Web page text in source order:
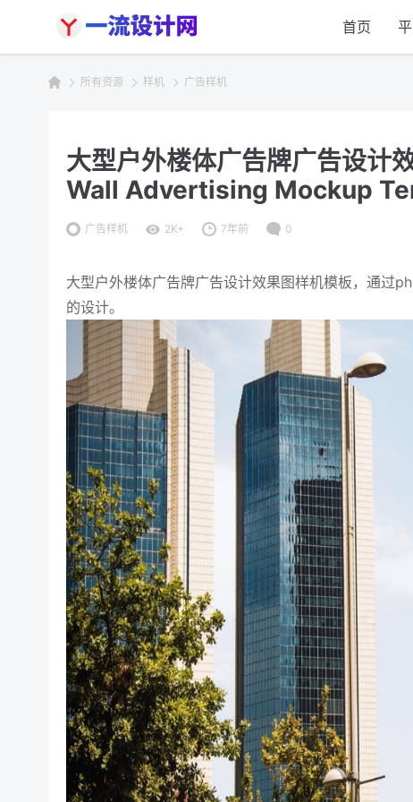
首页
所有资源 样机 广告样机
大型户外楼体广告牌广告设计
Wall Advertising Mockup
广告样机 2K+ 7年前 0
大型户外楼体广告牌广告设计效果图样机模板，通过
的设计。